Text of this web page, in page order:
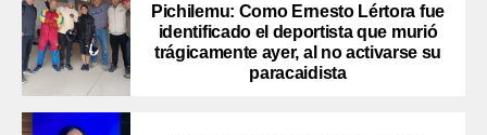
Pichilemu: Como Ernesto Lértora fue
identificado el deportista que murió
trágicamente ayer, al no activarse su
paracaidista